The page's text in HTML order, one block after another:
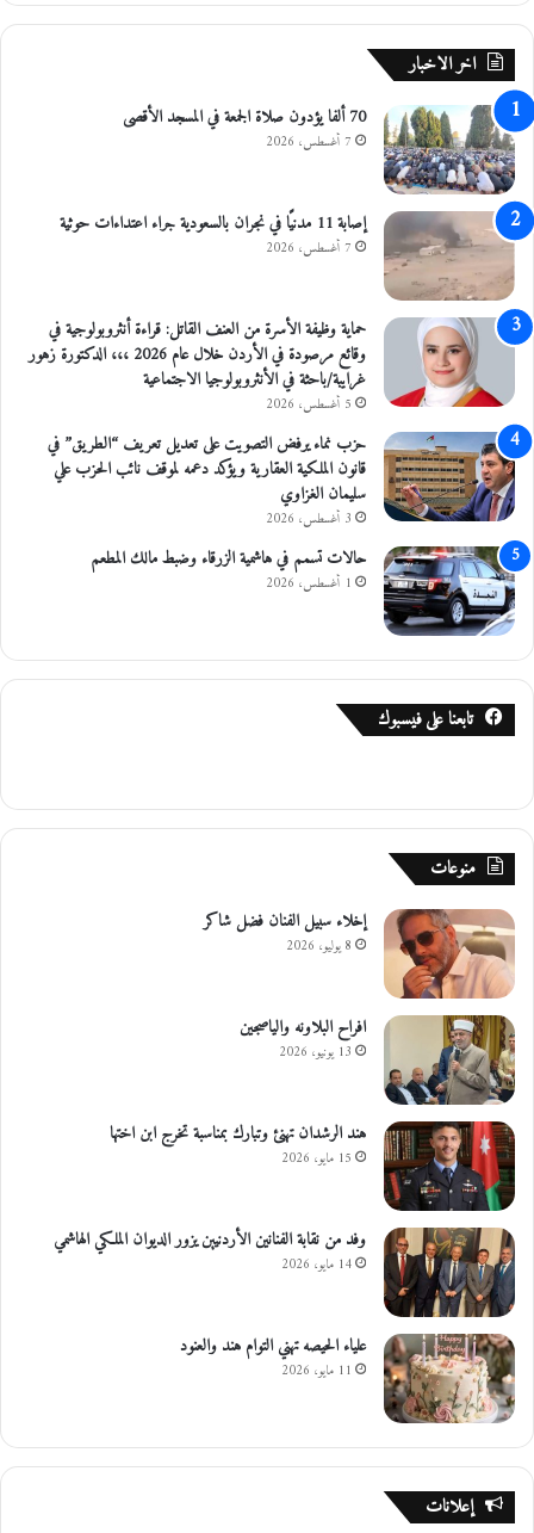
ع
ل
أ
ص
ح
ا
ب
ا
ل
ع
م
ل
ر
و
م
خ
د
ر
ا
ت
ف
ي
ا
ل
ب
ق
ا
ء
.
.
ص
و
ر
اخر الاخبار
70 ألفا يؤدون صلاة الجمعة في المسجد الأقصى
7 أغسطس، 2026
إصابة 11 مدنيًا في نجران بالسعودية جراء اعتداءات حوثية
7 أغسطس، 2026
حماية وظيفة الأسرة من العنف القاتل: قراءة أنثروبولوجية في
وقائع مرصودة في الأردن خلال عام 2026 ،،، الدكتورة زهور
غرايبة/باحثة في الأنثروبولوجيا الاجتماعية
5 أغسطس، 2026
حزب نماء يرفض التصويت على تعديل تعريف “الطريق” في
قانون الملكية العقارية ويؤكد دعمه لموقف نائب الحزب علي
سليمان الغزاوي
3 أغسطس، 2026
حالات تسمم في هاشمية الزرقاء وضبط مالك المطعم
1 أغسطس، 2026
تابعنا على فيسبوك
منوعات
إخلاء سبيل الفنان فضل شاكر
8 يوليو، 2026
افراح البلاونه والياصجين
13 يونيو، 2026
هند الرشدان تهنئ وتبارك بمناسبة تخرج ابن اختها
15 مايو، 2026
وفد من نقابة الفنانين الأردنيين يزور الديوان الملكي الهاشمي
14 مايو، 2026
علياء الحيصه تهني التوام هند والعنود
11 مايو، 2026
إعلانات